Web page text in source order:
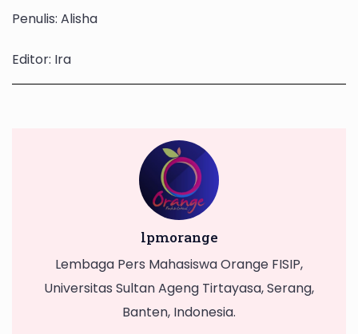
Penulis: Alisha
Editor: Ira
lpmorange
Lembaga Pers Mahasiswa Orange FISIP,
Universitas Sultan Ageng Tirtayasa, Serang,
Banten, Indonesia.